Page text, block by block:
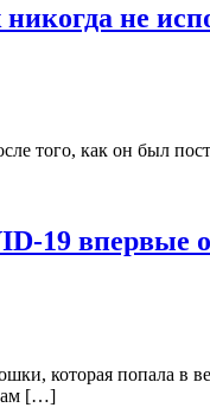
не
того, как он был
19 впервые
которая попала в
[…]